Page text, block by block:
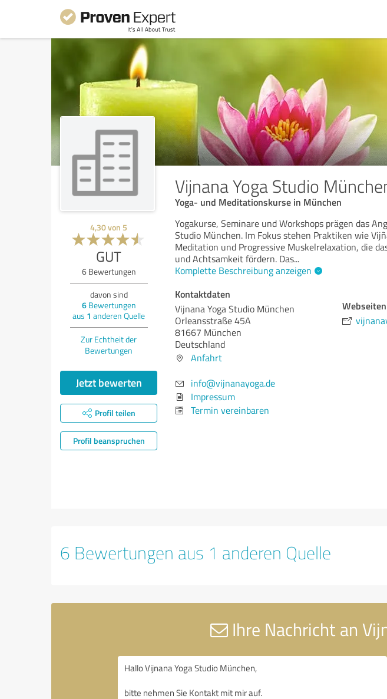
Vijnana Yoga Studio
Yoga- und Meditationskurse in München
4,30von 5
GUT
6Bewertungen
davon sind
6Bewertungen
aus 1 anderen Quelle
Zur Echtheit der
Bewertungen
Jetzt bewerten
Profil teilen
Profil beanspruchen
Yogakurse, Seminare und Workshops prägen das
Studio München. Im Fokus stehen Praktiken wie
Meditation und Progressive Muskelrelaxation, die
und Achtsamkeit fördern. Das...
Komplette Beschreibung anzeigen
Kontaktdaten
Vijnana Yoga Studio München
Orleansstraße 45A
81667 München
Deutschland
Anfahrt
info@vijnanayoga.de
Impressum
Termin vereinbaren
Webseiten
6 Bewertungen aus 1 anderen Quelle
Ihre Nachricht an